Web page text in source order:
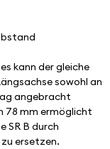
kann der gleiche
sowohl an
angebracht
78 mm ermöglicht
SR B durch
ersetzen.